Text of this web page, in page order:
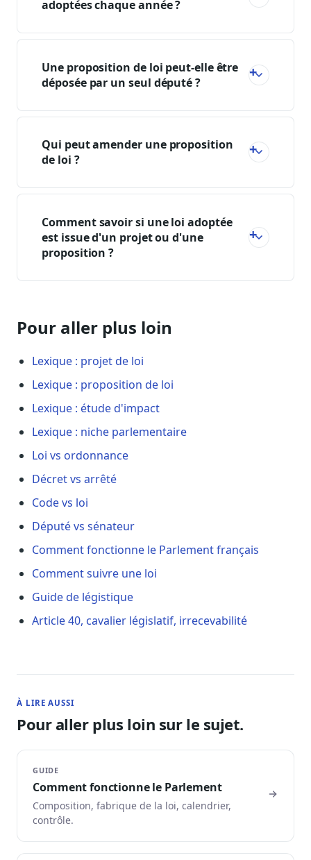
adoptées chaque année ?
Une proposition de loi peut-elle être
déposée par un seul député ?
Qui peut amender une proposition
de loi ?
Comment savoir si une loi adoptée
est issue d'un projet ou d'une
proposition ?
Pour aller plus loin
Lexique : projet de loi
Lexique : proposition de loi
Lexique : étude d'impact
Lexique : niche parlementaire
Loi vs ordonnance
Décret vs arrêté
Code vs loi
Député vs sénateur
Comment fonctionne le Parlement français
Comment suivre une loi
Guide de légistique
Article 40, cavalier législatif, irrecevabilité
À LIRE AUSSI
Pour aller plus loin sur le sujet.
GUIDE
Comment fonctionne le Parlement
Composition, fabrique de la loi, calendrier,
contrôle.